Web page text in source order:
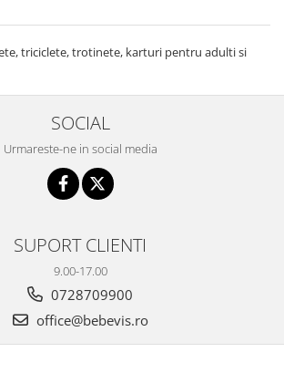
triciclete, trotinete, karturi pentru adulti si
SOCIAL
Urmareste-ne in social media
SUPORT CLIENTI
9.00-17.00
0728709900
office@bebevis.ro